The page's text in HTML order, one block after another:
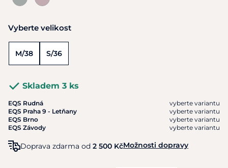
Vyberte velikost
M/38 S/36
Skladem 3 ks
EQS Rudná
vyberte variantu
EQS Praha 9 - Letňany
vyberte variantu
EQS Brno
vyberte variantu
EQS Závody
vyberte variantu
Doprava zdarma od 2 500 KčMožnosti dopravy